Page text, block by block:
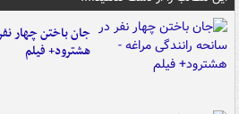
جان باختن چهار
هشترود+ فیلم